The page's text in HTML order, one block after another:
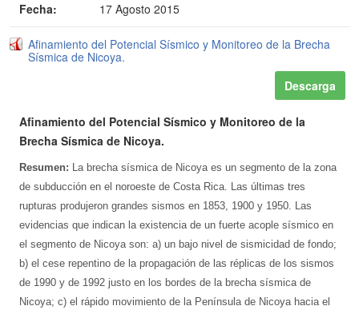
Fecha:
17 Agosto 2015
Afinamiento del Potencial Sísmico y Monitoreo de la Brecha
Sísmica de Nicoya.
Descarga
Afinamiento del Potencial Sísmico y Monitoreo de la
Brecha Sísmica de Nicoya.
Resumen: La brecha sísmica de Nicoya es un segmento de la zona
de subducción en el noroeste de Costa Rica. Las últimas tres
rupturas produjeron grandes sismos en 1853, 1900 y 1950. Las
evidencias que indican la existencia de un fuerte acople sísmico en
el segmento de Nicoya son: a) un bajo nivel de sismicidad de fondo;
b) el cese repentino de la propagación de las réplicas de los sismos
de 1990 y de 1992 justo en los bordes de la brecha sísmica de
Nicoya; c) el rápido movimiento de la Península de Nicoya hacia el